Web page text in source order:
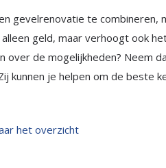
gevelrenovatie te combineren,
geld, maar verhoogt ook
over de mogelijkheden? Neem
kunnen je helpen om de beste
het overzicht